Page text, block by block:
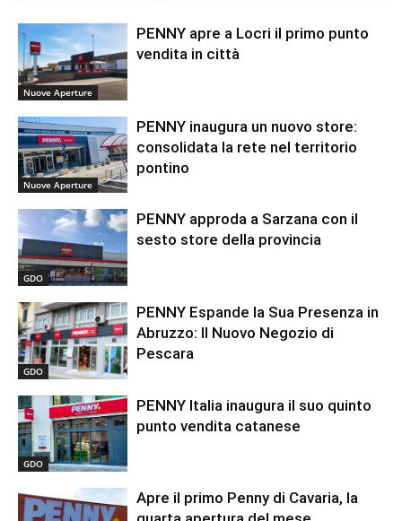
Nuove Aperture
PENNY apre a Locri il primo punto
vendita in città
Nuove Aperture
PENNY inaugura un nuovo store:
consolidata la rete nel territorio
pontino
GDO
PENNY approda a Sarzana con il
sesto store della provincia
GDO
PENNY Espande la Sua Presenza in
Abruzzo: Il Nuovo Negozio di
Pescara
GDO
PENNY Italia inaugura il suo quinto
punto vendita catanese
Apre il primo Penny di Cavaria, la